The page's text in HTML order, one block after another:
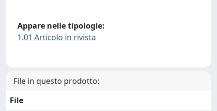
Appare nelle tipologie:
1.01 Articolo in rivista
File in questo prodotto:
File